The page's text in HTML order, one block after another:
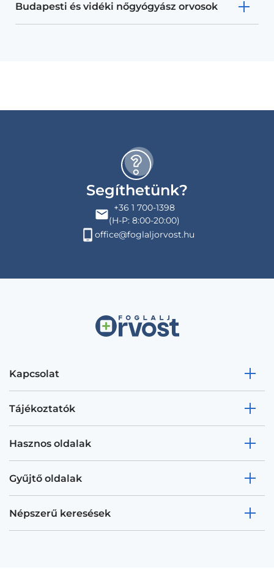
Budapesti és vidéki nőgyógyász orvosok
Segíthetünk?
+36 1 700-1398
(H-P: 8:00-20:00)
office@foglaljorvost.hu
Kapcsolat
Tájékoztatók
Hasznos oldalak
Gyűjtő oldalak
Népszerű keresések